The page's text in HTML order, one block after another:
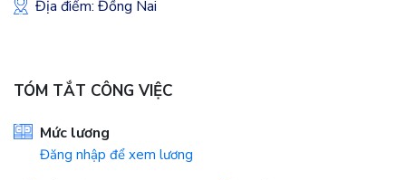
Địa điểm: Đồng Nai
TÓM TẮT CÔNG VIỆC
Mức lương
Đăng nhập để xem lương